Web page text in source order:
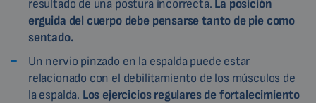
resultado de una postura incorrecta. La posición
erguida del cuerpo debe pensarse tanto de pie como
sentado.
Un nervio pinzado en la espalda puede estar
relacionado con el debilitamiento de los músculos de
la espalda. Los ejercicios regulares de fortalecimiento